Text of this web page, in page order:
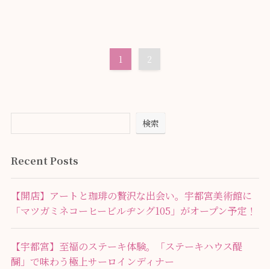
1 2
検索
Recent Posts
【開店】アートと珈琲の贅沢な出会い。宇都宮美術館に
「マツガミネコーヒービルヂング105」がオープン予定！
【宇都宮】至福のステーキ体験。「ステーキハウス醍
醐」で味わう極上サーロインディナー